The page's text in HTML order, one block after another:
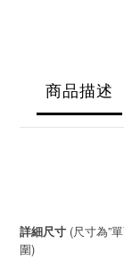
商品描述
詳細尺寸 (尺寸為”
圍)